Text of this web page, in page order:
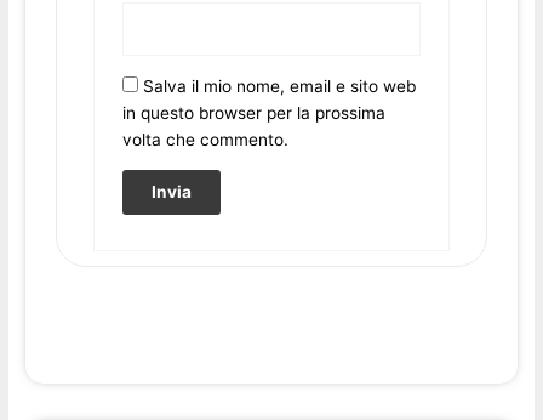
Salva il mio nome, email e sito web
in questo browser per la prossima
volta che commento.